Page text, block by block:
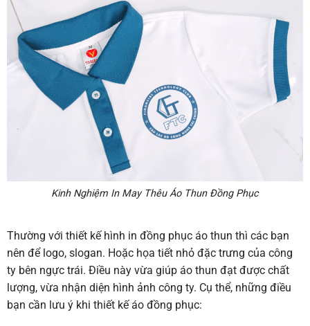
Kinh Nghiệm In May Thêu Áo Thun Đồng Phục
Thường với thiết kế hình in đồng phục áo thun thì các bạn
nên để logo, slogan. Hoặc họa tiết nhỏ đặc trưng của công
ty bên ngực trái. Điều này vừa giúp áo thun đạt được chất
lượng, vừa nhận diện hình ảnh công ty. Cụ thể, những điều
bạn cần lưu ý khi thiết kế áo đồng phục: